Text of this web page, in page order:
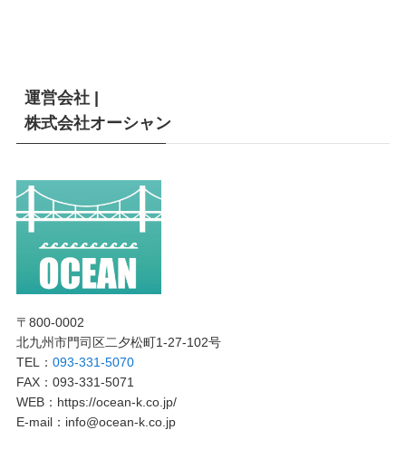
運営会社 |
株式会社オーシャン
〒800-0002
北九州市門司区二夕松町1-27-102号
TEL： 093-331-5070
FAX：093-331-5071
WEB：https://ocean-k.co.jp/
E-mail：info@ocean-k.co.jp